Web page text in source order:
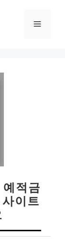
메
적금
이트